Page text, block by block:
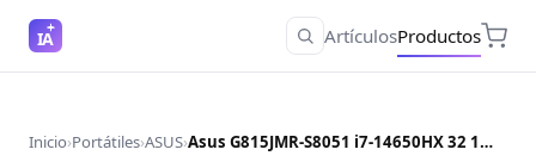
IA ArtículosProductos
Inicio›Portátiles›ASUS› Asus G815JMR-S8051 i7-14650HX 32 1TB 5060 DOS 18"